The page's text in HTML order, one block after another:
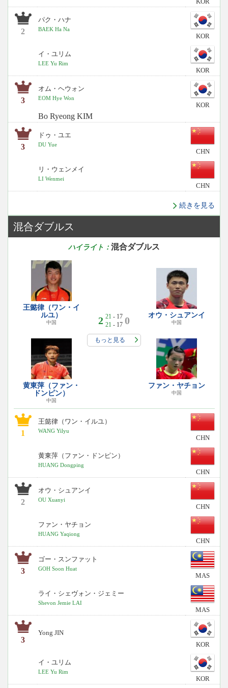
2
パク・ハナ
BAEK Ha Na
KOR
イ・ユリム
LEE Yu Rim
KOR
3
オム・ヘウォン
EOM Hye Won
KOR
Bo Ryeong KIM
3
ドゥ・ユエ
DU Yue
CHN
リ・ウェンメイ
LI Wenmei
CHN
続きを見る
混合ダブルス
ハイライト： 混合ダブルス
王懿律（ワン・イ
ルユ）
中国
黄東萍（ファン・
ドンピン）
中国
2 21 - 17
21 - 17 0
もっと見る
オウ・シュアンイ
中国
ファン・ヤチョン
中国
1
王懿律（ワン・イルユ）
WANG Yilyu
CHN
黄東萍（ファン・ドンピン）
HUANG Dongping
CHN
2
オウ・シュアンイ
OU Xuanyi
CHN
ファン・ヤチョン
HUANG Yaqiong
CHN
3
ゴー・スンファット
GOH Soon Huat
MAS
ライ・シェヴォン・ジェミー
Shevon Jemie LAI
MAS
3
Yong JIN
KOR
イ・ユリム
LEE Yu Rim
KOR